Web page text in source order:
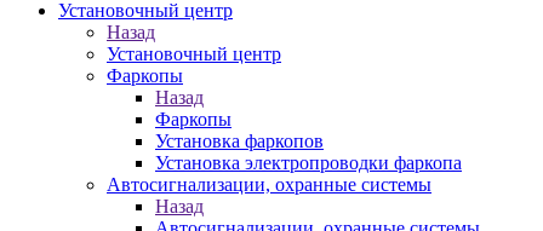
Установочный центр
Назад
Установочный центр
Фаркопы
Назад
Фаркопы
Установка фаркопов
Установка электропроводки фаркопа
Автосигнализации, охранные системы
Назад